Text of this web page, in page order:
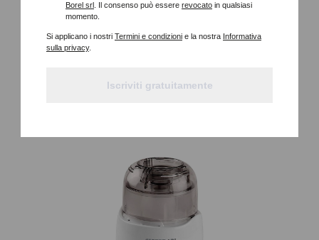
DJ300110 MULTIMOULINETTE
270W, LAMA IN ACCIAIO INOSSIDABILE, 3IN1, PARTI LAVABILI IN
Borel srl . Il consenso può essere revocato in qualsiasi
momento.
Si applicano i nostri Termini e condizioni e la nostra Informativa
sulla privacy.
Iscriviti gratuitamente